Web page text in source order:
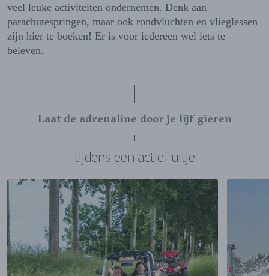
veel leuke activiteiten ondernemen. Denk aan
parachutespringen, maar ook rondvluchten en vlieglessen
zijn hier te boeken! Er is voor iedereen wel iets te
beleven.
Laat de adrenaline door je lijf gieren
tijdens een actief uitje